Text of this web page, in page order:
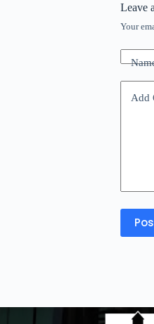
Leave
Your
Add